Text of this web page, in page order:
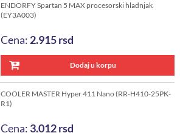
ENDORFY Spartan 5 MAX procesorski hladnjak
(EY3A003)
Cena: 2.915rsd
Dodaj u korpu
COOLER MASTER Hyper 411 Nano (RR-H410-25PK-
R1)
Cena: 3.012rsd